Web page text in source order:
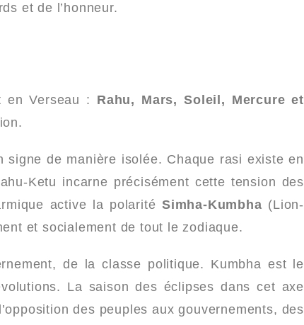
et de l’honneur.
en Verseau : Rahu, Mars, Soleil, Mercure et
signe de manière isolée. Chaque rasi existe en
Ketu incarne précisément cette tension des
active la polaritéSimha-Kumbha (Lion-
et socialement de tout le zodiaque.
de la classe politique. Kumbha est le
La saison des éclipses dans cet axe
des peuples aux gouvernements, des